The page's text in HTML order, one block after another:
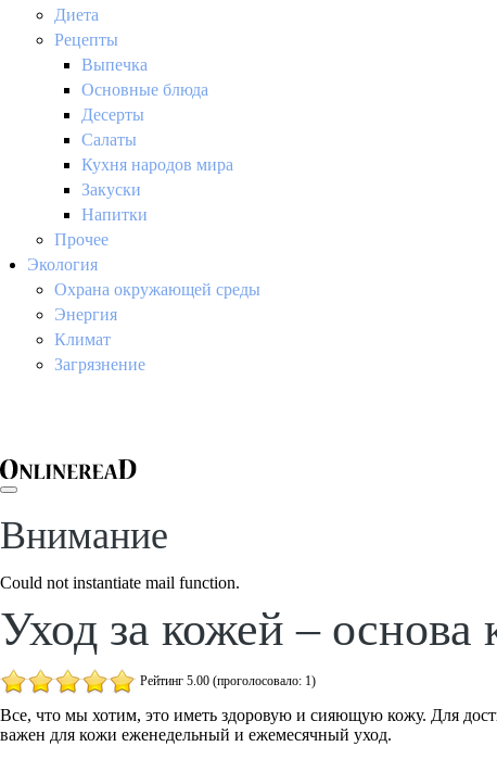
Диета
Рецепты
Выпечка
Основные блюда
Десерты
Салаты
Кухня народов мира
Закуски
Напитки
Прочее
Экология
Охрана окружающей среды
Энергия
Климат
Загрязнение
Внимание
Could not instantiate mail function.
Уход за кожей – основа
Рейтинг 5.00 (проголосовало: 1)
Все, что мы хотим, это иметь здоровую и сияющую кожу. Для
важен для кожи еженедельный и ежемесячный уход.